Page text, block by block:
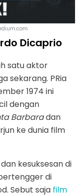
Dicaprio
satu aktor
sekarang. PRia
1974 ini
dengan
Barbaradan
ke dunia film
kesuksesan di
di
Sebut saja film